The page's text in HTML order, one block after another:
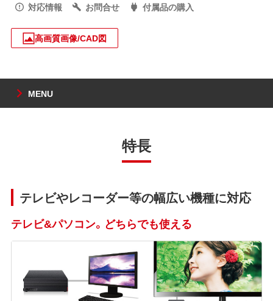
対応情報
お問合せ 付属品の購入
高画質画像/CAD図
MENU
特長
テレビやレコーダー等の幅広い機種に対応
テレビ&パソコン。どちらでも使える